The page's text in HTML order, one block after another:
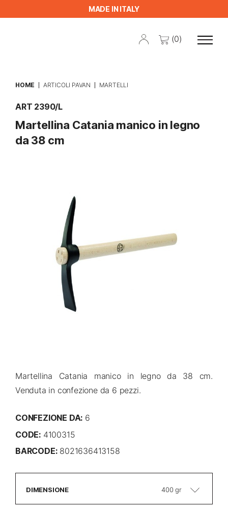
MADE IN ITALY
(0)
HOME ARTICOLI PAVAN MARTELLI
ART 2390/L
Martellina Catania manico in legno
da 38 cm
Martellina Catania manico in legno da 38 cm.
Venduta in confezione da 6 pezzi.
CONFEZIONE DA: 6
CODE: 4100315
BARCODE: 8021636413158
DIMENSIONE 400 gr